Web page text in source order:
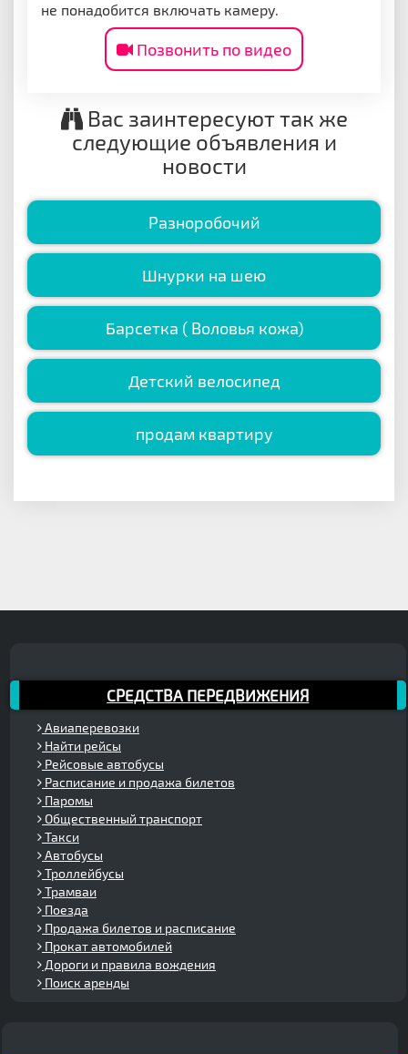
не понадобится включать камеру.
Позвонить по видео
Вас заинтересуют так же
следующие объявления и
новости
Разноробочий
Шнурки на шею
Барсетка ( Воловья кожа)
Детский велосипед
продам квартиру
СРЕДСТВА ПЕРЕДВИЖЕНИЯ
Авиаперевозки
Найти рейсы
Рейсовые автобусы
Расписание и продажа билетов
Паромы
Общественный транспорт
Такси
Автобусы
Троллейбусы
Трамваи
Поезда
Продажа билетов и расписание
Прокат автомобилей
Дороги и правила вождения
Поиск аренды